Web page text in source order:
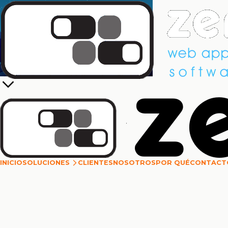
INICIOSOLUCIONES CLIENTESNOSOTROSPOR QUÉ
|